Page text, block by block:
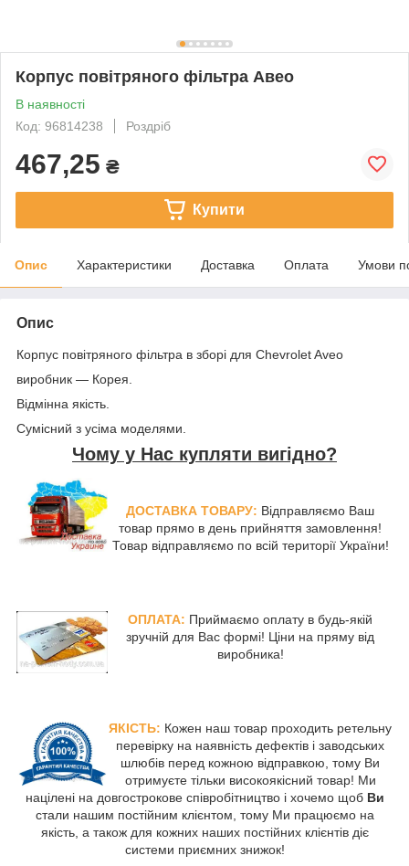
Корпус повітряного фільтра Авео
В наявності
Код: 96814238
Роздріб
467,25 ₴
Купити
Опис Характеристики Доставка Оплата Умови
Опис
Корпус повітряного фільтра в зборі для Chevrolet Aveo
виробник ― Корея.
Відмінна якість.
Сумісний з усіма моделями.
Чому у Нас купляти вигідно?
ДОСТАВКА ТОВАРУ: Відправляємо Ваш
товар прямо в день прийняття замовлення!
Товар відправляємо по всій території України!
ОПЛАТА: Приймаємо оплату в будь-якій
зручній для Вас формі! Ціни на пряму від
виробника!
ЯКІСТЬ: Кожен наш товар проходить ретельну
перевірку на наявність дефектів і заводських
шлюбів перед кожною відправкою, тому Ви
отримуєте тільки високоякісний товар! Ми
націлені на довгострокове співробітництво і хочемо щоб Ви
стали нашим постійним клієнтом, тому Ми працюємо на
якість, а також для кожних наших постійних клієнтів діє
системи приємних знижок!